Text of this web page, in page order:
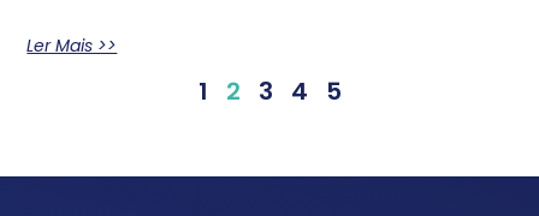
Ler Mais >>
1 2 3 4 5